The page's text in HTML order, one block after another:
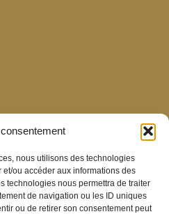
nous utilisons des technologies
ou accéder aux informations des
technologies nous permettra de traiter
de navigation ou les ID uniques
ou de retirer son consentement peut